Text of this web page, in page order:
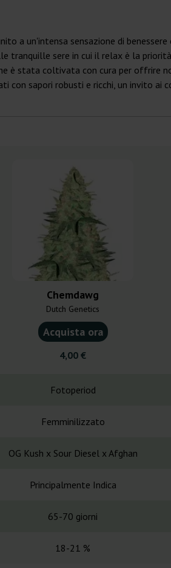
a un'intensa sensazione di
tranquille sere in cui il relax è la
è stata coltivata con cura per offrire
sapori robusti e ricchi, un invito ai
Chemdawg
Dutch Genetics
Acquista ora
4,00 €
Fotoperiod
Femminilizzato
OG Kush x Sour Diesel x Afghan
Principalmente Indica
65-70 giorni
18-21 %